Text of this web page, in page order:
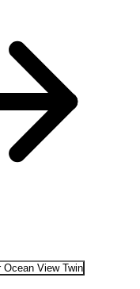
Ocean View Twin